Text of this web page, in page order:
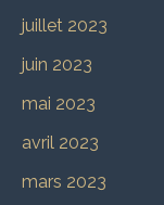
juillet 2023
juin 2023
mai 2023
avril 2023
mars 2023